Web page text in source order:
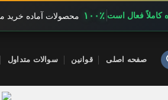
کاملاً فعال است ۱۰۰٪ محصولات آماده خرید
صفحه اصلی قوانین سوالات متداول